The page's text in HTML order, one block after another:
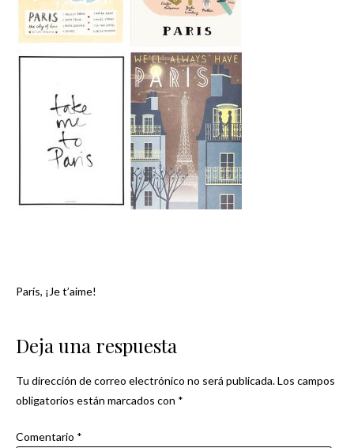
Navegación
de
entradas
París, ¡Je t’aime!
Deja una respuesta
Tu dirección de correo electrónico no será publicada.Los campos
obligatorios están marcados con *
Comentario *